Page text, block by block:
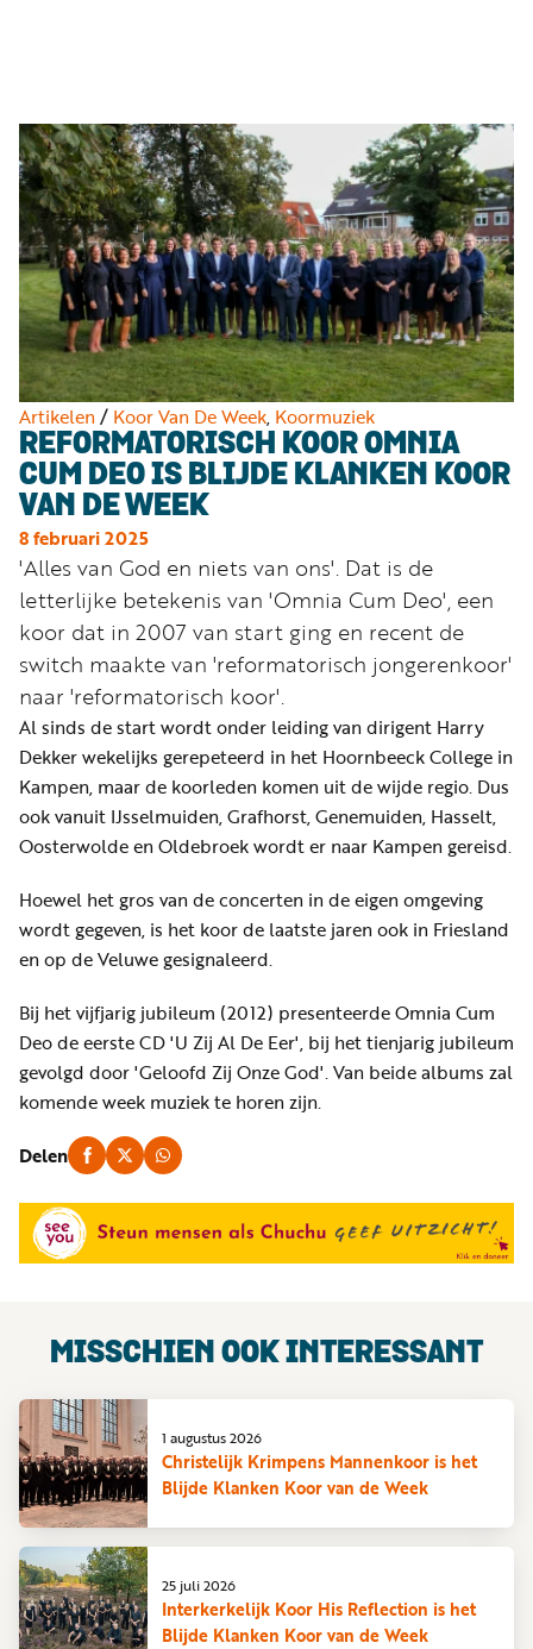
Artikelen/ Koor Van De Week, Koormuziek
REFORMATORISCH KOOR OMNIA
CUM DEO IS BLIJDE KLANKEN KOOR
VAN DE WEEK
8 februari 2025
'Alles van God en niets van ons'. Dat is de
letterlijke betekenis van 'Omnia Cum Deo', een
koor dat in 2007 van start ging en recent de
switch maakte van 'reformatorisch jongerenkoor'
naar 'reformatorisch koor'.
Al sinds de start wordt onder leiding van dirigent Harry
Dekker wekelijks gerepeteerd in het Hoornbeeck College in
Kampen, maar de koorleden komen uit de wijde regio. Dus
ook vanuit IJsselmuiden, Grafhorst, Genemuiden, Hasselt,
Oosterwolde en Oldebroek wordt er naar Kampen gereisd.
Hoewel het gros van de concerten in de eigen omgeving
wordt gegeven, is het koor de laatste jaren ook in Friesland
en op de Veluwe gesignaleerd.
Bij het vijfjarig jubileum (2012) presenteerde Omnia Cum
Deo de eerste CD 'U Zij Al De Eer', bij het tienjarig jubileum
gevolgd door 'Geloofd Zij Onze God'. Van beide albums zal
komende week muziek te horen zijn.
Delen
MISSCHIEN OOK INTERESSANT
Christelijk Krimpens Mannenkoor is het
Blijde Klanken Koor van de Week
1 augustus 2026
Interkerkelijk Koor His Reflection is het
Blijde Klanken Koor van de Week
25 juli 2026
Podcasts
Muziek
Artikelen
Kanalen
Steun
onze
missie
Info
Word
nu
vriend
Businessclub
Adverteren
Winkel
Privacy
reglement
Algemene
voorwaarden